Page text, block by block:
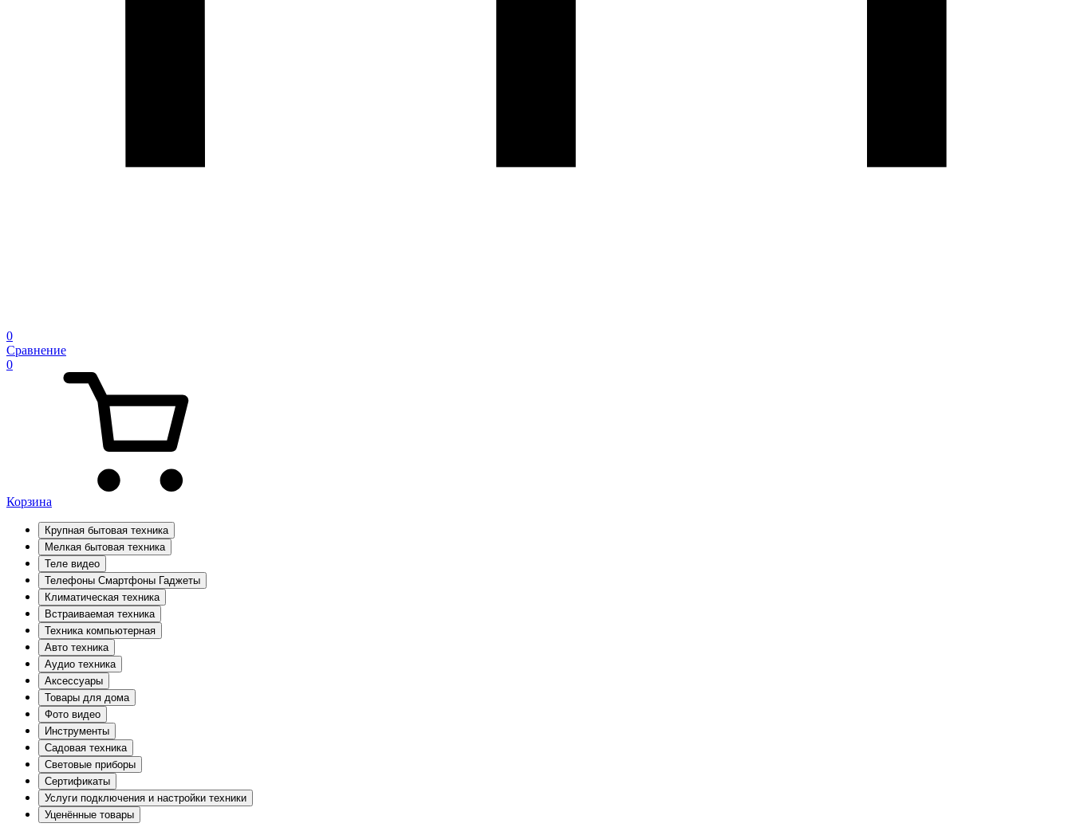
0
Сравнение
0
Корзина
Крупная бытовая техника
Мелкая бытовая техника
Теле видео
Телефоны Смартфоны Гаджеты
Климатическая техника
Встраиваемая техника
Техника компьютерная
Авто техника
Аудио техника
Аксессуары
Товары для дома
Фото видео
Инструменты
Садовая техника
Световые приборы
Сертификаты
Услуги подключения и настройки техники
Уценённые товары